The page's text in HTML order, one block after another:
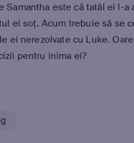
Samantha este că tatăl ei l-
ei soț. Acum trebuie să se
ei nerezolvate cu Luke.
pentru inima ei?